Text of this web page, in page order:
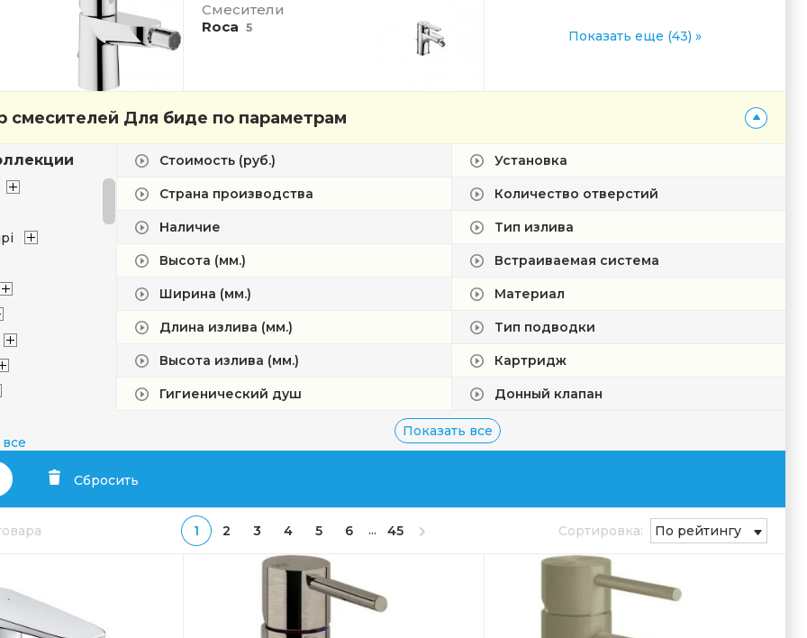
Смесители
Roca 5
Показать еще (43) »
смесителей Для биде по параметрам
Стоимость (руб.)
Страна производства
Наличие
Высота (мм.)
Ширина (мм.)
Длина излива (мм.)
Высота излива (мм.)
Гигиенический душ
Установка
Количество отверстий
Тип излива
Встраиваемая система
Материал
Тип подводки
Картридж
Донный клапан
Показать все
Сбросить
1 2 3 4 5 6 ... 45 Сортировка: По рейтингу